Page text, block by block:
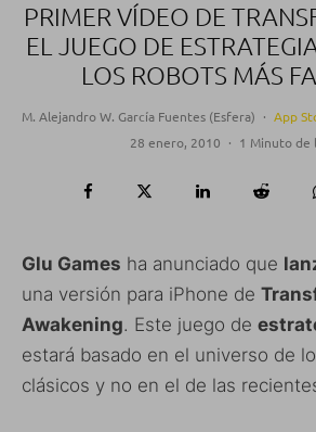
PRIMER VÍDEO DE
EL JUEGO DE
LOS ROBOTS MÁS
M. Alejandro W. García Fuentes (Esfera) · App
28 enero, 2010 · 1 Minuto de
Glu Games ha anunciado que
una versión para iPhone de
Awakening. Este juego de
estará basado en el universo de
clásicos y no en el de las